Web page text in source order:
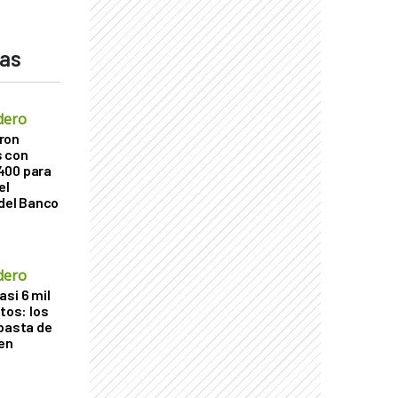
con
para
Banco
6 mil
los
de